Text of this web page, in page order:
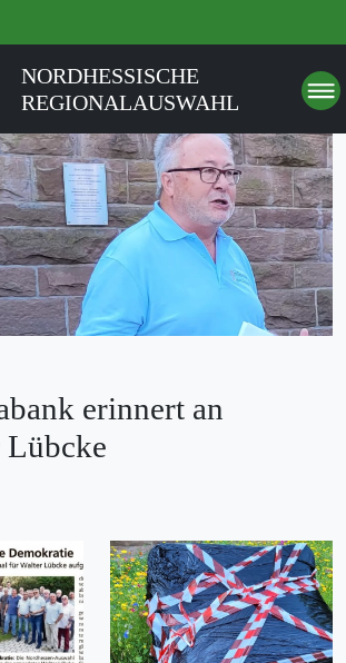
NORDHESSISCHE
REGIONALAUSWAHL
erinnert an
Lübcke